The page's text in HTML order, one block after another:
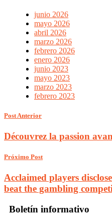
junio 2026
mayo 2026
abril 2026
marzo 2026
febrero 2026
enero 2026
junio 2023
mayo 2023
marzo 2023
febrero 2023
Post Anterior
Découvrez la passion
Próximo Post
Acclaimed players
beat the gambling
Boletín informativo